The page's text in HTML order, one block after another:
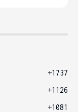
+1737
+1126
+1081